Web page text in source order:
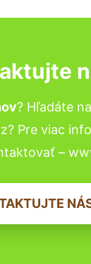
? Hľadáte
Pre viac
–